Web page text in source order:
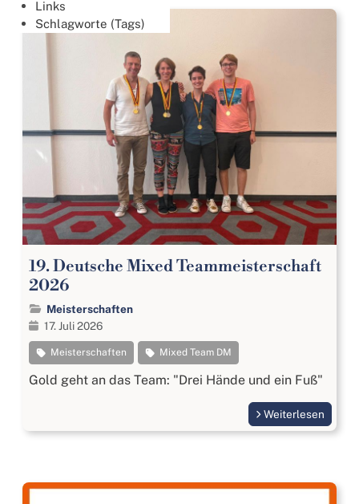
Links
Schlagworte (Tags)
19. Deutsche Mixed Teammeisterschaft
2026
Meisterschaften
17. Juli 2026
Meisterschaften Mixed Team DM
Gold geht an das Team: "Drei Hände und ein Fuß"
Weiterlesen